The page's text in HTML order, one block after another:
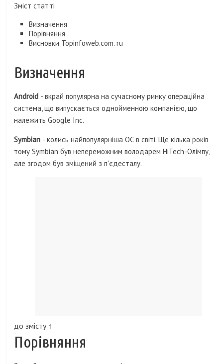
Зміст статті
Визначення
Порівняння
Висновки Topinfoweb.com. ru
Визначення
Android - вкрай популярна на сучасному ринку операційна
система, що випускається однойменною компанією, що
належить Google Inc.
Symbian - колись найпопулярніша ОС в світі. Ще кілька років
тому Symbian був непереможним володарем HiTech-Олімпу,
але згодом був зміщений з п'єдесталу.
до змісту ↑
Порівняння